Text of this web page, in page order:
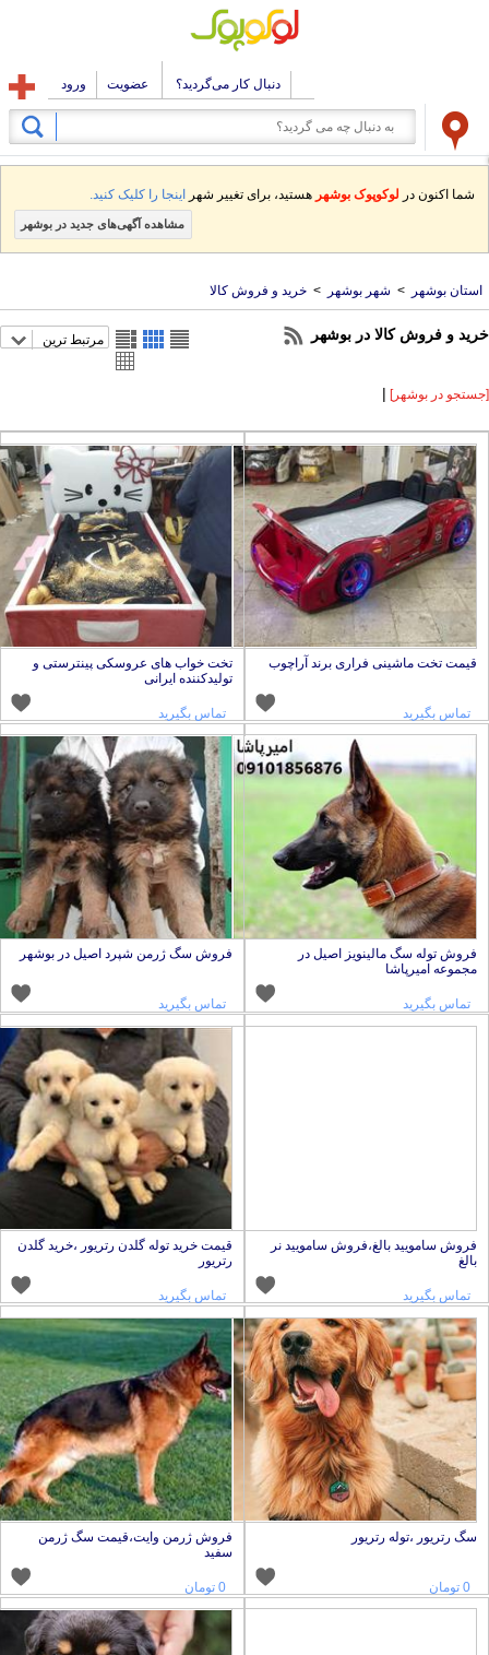
دنبال کار می‌گردید؟ عضویت ورود
شما اکنون در لوکوپوک بوشهرهستید، برای تغییر شهراینجا را کلیک کنید.
مشاهده آگهی‌های جدید در بوشهر
بوشهر > شهر بوشهر > خرید و فروش کالا
و فروش کالا در بوشهر مرتبط ترین
در بوشهر] |
قیمت تخت ماشینی فراری برند آراچوب
تماس بگیرید
تخت خواب های عروسکی پینترستی و
تولیدکننده ایرانی
تماس بگیرید
فروش توله سگ مالینویز اصیل در
مجموعه امیرپاشا
تماس بگیرید
فروش سگ ژرمن شپرد اصیل در بوشهر
تماس بگیرید
فروش سامویید بالغ،فروش سامویید نر
بالغ
تماس بگیرید
قیمت خرید توله گلدن رتریور ،خرید گلدن
رتریور
تماس بگیرید
سگ رتریور ،توله رتریور
فروش ژرمن وایت،قیمت سگ ژرمن
سفید